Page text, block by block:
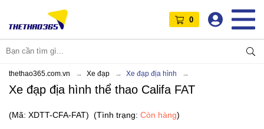
0
thethao365.com.vn Xe đạp Xe đạp địa hình
Xe đạp địa hình thể thao Califa FAT
(Mã: XDTT-CFA-FAT) (Tình trạng: Còn hàng)